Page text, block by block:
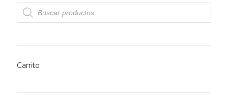
Búsqueda
de
productos
Carrito